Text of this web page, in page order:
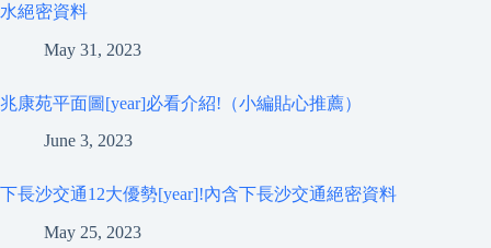
水絕密資料
May 31, 2023
兆康苑平面圖[year]必看介紹!（小編貼心推薦）
June 3, 2023
下長沙交通12大優勢[year]!內含下長沙交通絕密資料
May 25, 2023